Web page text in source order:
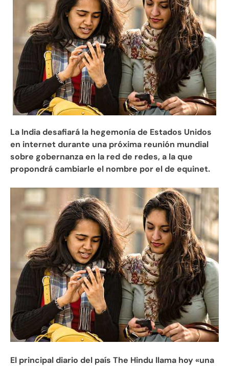
La India desafiará la hegemonía de Estados Unidos
en internet durante una próxima reunión mundial
sobre gobernanza en la red de redes, a la que
propondrá cambiarle el nombre por el de equinet.
El principal diario del país The Hindu llama hoy «una